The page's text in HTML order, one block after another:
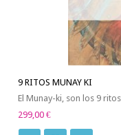
9 RITOS MUNAY KI
El Munay-ki, son los 9
299,00 €